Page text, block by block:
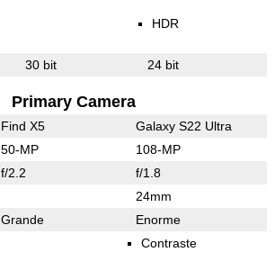
HDR
30 bit 24 bit
Primary Camera
Find X5 Galaxy S22 Ultra
50-MP 108-MP
f/2.2 f/1.8
24mm
Grande Enorme
Contraste